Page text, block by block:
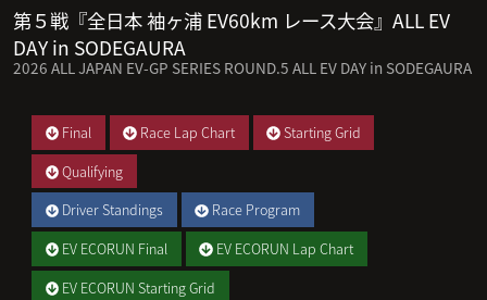
第５戦『全日本 袖ヶ浦 EV60km レース大会』ALL EV
DAY in SODEGAURA
2026 ALL JAPAN EV-GP SERIES ROUND.5 ALL EV DAY in SODEGAURA
Final Race Lap Chart
Starting Grid
Qualifying
Driver Standings
Race Program
EV ECORUN Final
EV ECORUN Lap Chart
EV ECORUN Starting Grid